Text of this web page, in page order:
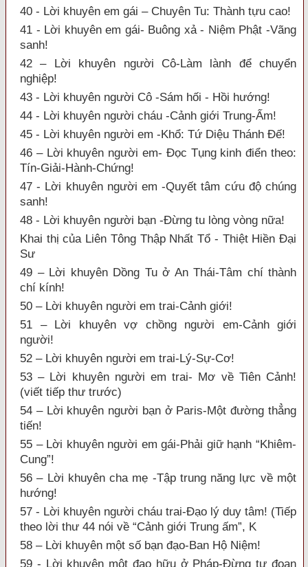
40 - Lời khuyên em gái – Chuyên Tu: Thành tựu cao!
41 - Lời khuyên em gái- Buông xả - Niệm Phật -Vãng
sanh!
42 – Lời khuyên người Cô-Làm lành để chuyển
nghiệp!
43 - Lời khuyên người Cô -Sám hối - Hồi hướng!
44 - Lời khuyên người cháu -Cảnh giới Trung-Ấm!
45 - Lời khuyên người em -Khổ: Tứ Diệu Thánh Đế!
46 – Lời khuyên người em- Đọc Tụng kinh điển theo:
Tín-Giải-Hành-Chứng!
47 - Lời khuyên người em -Quyết tâm cứu độ chúng
sanh!
48 - Lời khuyên người bạn -Đừng tu lòng vòng nữa!
Khai thị của Liên Tông Thập Nhất Tổ - Thiệt Hiền Đại
Sư
49 – Lời khuyên Dồng Tu ở An Thái-Tâm chí thành
chí kính!
50 – Lời khuyên người em trai-Cảnh giới!
51 – Lời khuyên vợ chồng người em-Cảnh giới
người!
52 – Lời khuyên người em trai-Lý-Sự-Cơ!
53 – Lời khuyên người em trai- Mơ về Tiên Cảnh!
(viết tiếp thư trước)
54 – Lời khuyên người bạn ở Paris-Một đường thẳng
tiến!
55 – Lời khuyên người em gái-Phải giữ hạnh “Khiêm-
Cung”!
56 – Lời khuyên cha mẹ -Tập trung năng lực về một
hướng!
57 - Lời khuyên người cháu trai-Đạo lý duy tâm! (Tiếp
theo lời thư 44 nói về “Cảnh giới Trung ấm”, K
58 – Lời khuyên một số bạn đạo-Ban Hộ Niệm!
59 - Lời khuyên một đạo hữu ở Pháp-Đừng tự đoạn